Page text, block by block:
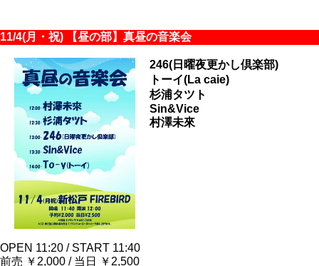
11/4(月・祝) 【昼の部】真昼の音楽会
246(日曜夜更かし倶楽部)
トーイ(La caie)
杉浦タツト
Sin&Vice
村澤未來
OPEN 11:20 / START 11:40
前売 ￥2,000 / 当日 ￥2,500